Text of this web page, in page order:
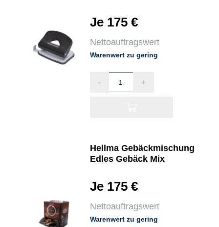
Je 175 €
Nettoauftragswert
Warenwert zu gering
- +
Hellma Gebäckmischung
Edles Gebäck Mix
Je 175 €
Nettoauftragswert
Warenwert zu gering